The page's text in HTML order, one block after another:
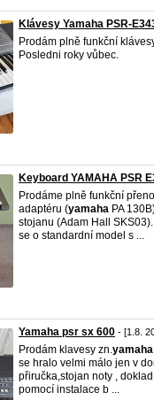
Klávesy Yamaha PSR-
Prodám plně funkční
Posledni roky vůbec.
Keyboard YAMAHA PSR
Prodáme plně funkční
adaptéru (yamaha PA
stojanu (Adam Hall
se o standardní model s ...
Yamaha psr sx 600 - [1.8.
Prodám klavesy zn.yamaha
se hralo velmi málo jen v
přiručka,stojan noty ,
pomocí instalace b ...